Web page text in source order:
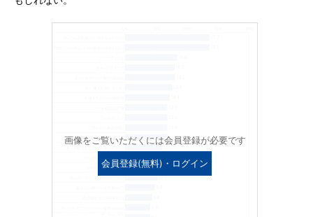
画像をご覧いただくには会員登録が必要です
会員登録(無料)・ログイン